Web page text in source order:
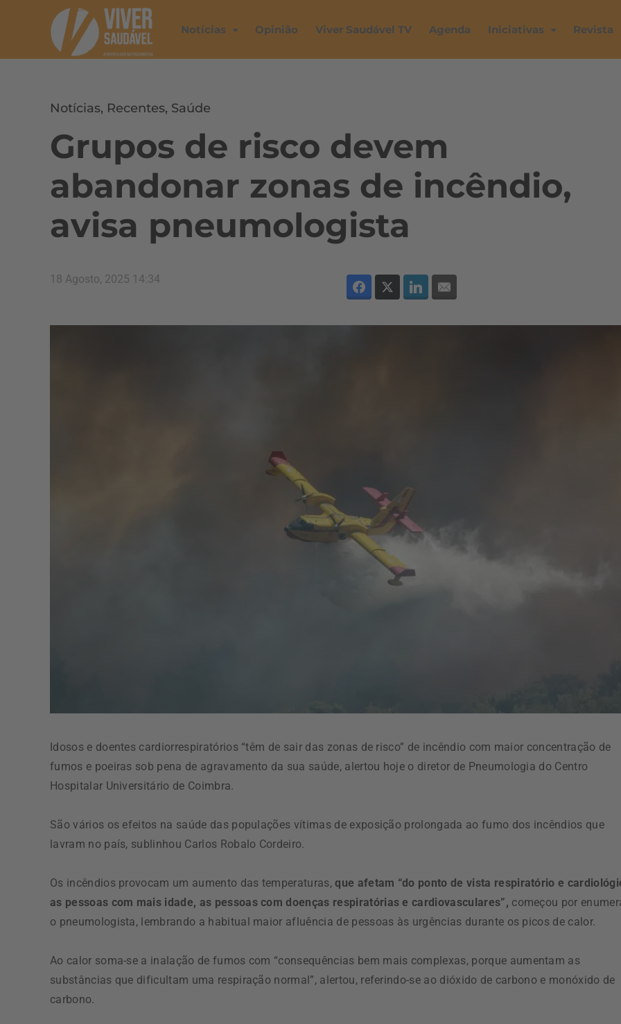
Notícias Opinião Viver Saudável TV Agenda Iniciativas Revista
Notícias, Recentes, Saúde
Grupos de risco devem
abandonar zonas de incêndio,
avisa pneumologista
18 Agosto, 2025 14:34
Idosos e doentes cardiorrespiratórios “têm de sair das zonas de risco” de incêndio com maior concentração de
fumos e poeiras sob pena de agravamento da sua saúde, alertou hoje o diretor de Pneumologia do Centro
Hospitalar Universitário de Coimbra.
São vários os efeitos na saúde das populações vítimas de exposição prolongada ao fumo dos incêndios que
lavram no país, sublinhou Carlos Robalo Cordeiro.
Os incêndios provocam um aumento das temperaturas,que afetam “do ponto de vista respiratório e
as pessoas com mais idade, as pessoas com doenças respiratórias e cardiovasculares”, começou por
o pneumologista, lembrando a habitual maior afluência de pessoas às urgências durante os picos de calor.
Ao calor soma-se a inalação de fumos com “consequências bem mais complexas, porque aumentam as
substâncias que dificultam uma respiração normal”, alertou, referindo-se ao dióxido de carbono e monóxido de
carbono.